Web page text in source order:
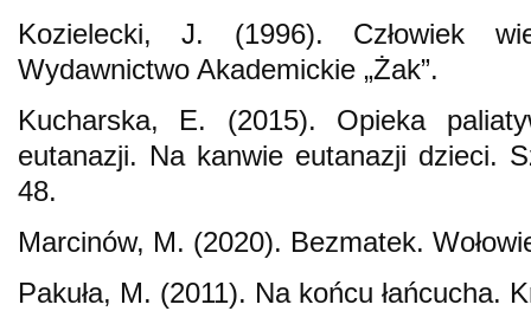
Kozielecki, J. (1996). Człowiek
Wydawnictwo Akademickie „Żak”.
Kucharska, E. (2015). Opieka
eutanazji. Na kanwie eutanazji dzieci.
48.
Marcinów, M. (2020). Bezmatek.
Pakuła, M. (2011). Na końcu łańcucha.